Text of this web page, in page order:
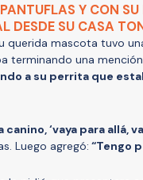
Y CON
DESDE SU CASA
querida mascota tuvo
terminando una
a su perrita que
‘vaya para allá,
Luego agregó: “Tengo